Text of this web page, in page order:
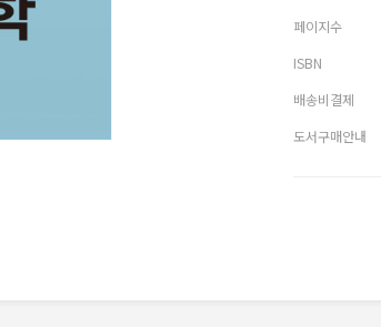
페이지수
ISBN
배송비결제
도서구매안내